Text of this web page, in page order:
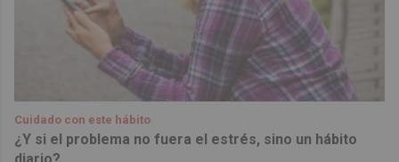
Cuidado con este hábito
¿Y si el problema no fuera el estrés, sino un hábito